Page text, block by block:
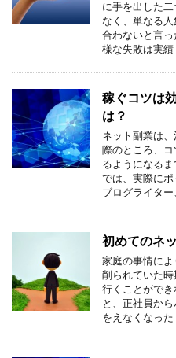
に手を出した
なく、単なる
合わないと言
様な失敗は実
稼ぐコツは
は？
ネット副業は
際のところ、
るようになる
では、実際にポ
ブログライタ
初めてのネ
家庭の事情に
削られていた
行くことがで
と、正社員か
をえなくなっ